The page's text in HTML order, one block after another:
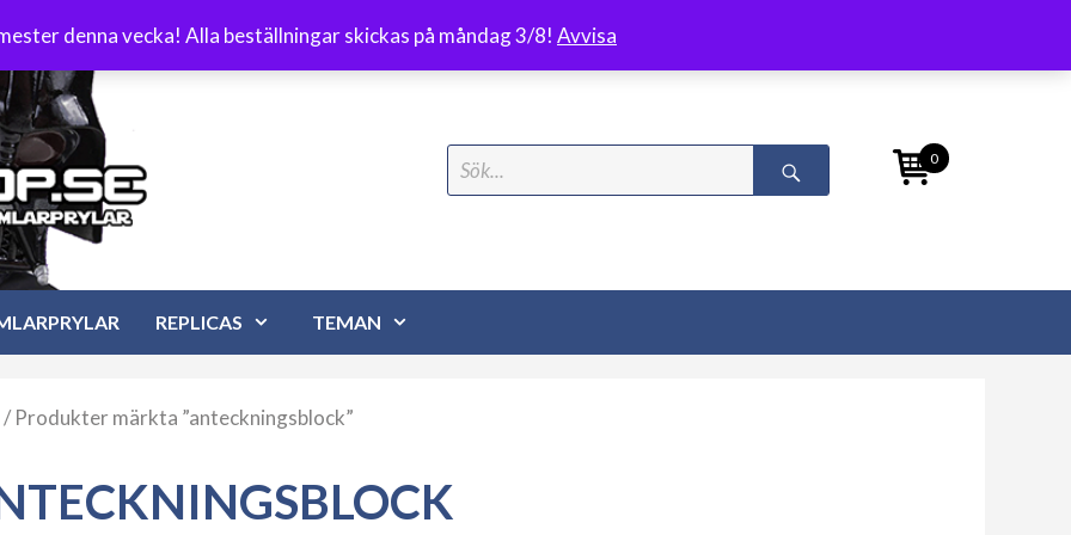
denna vecka! Alla beställningar skickas på måndag 3/8! Avvisa
Frakt 89 kr
Search
for:
0
REPLICAS TEMAN
/ Produkter märkta ”anteckningsblock”